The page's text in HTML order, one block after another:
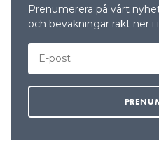
Prenumerera på vårt
och bevakningar rakt ner i